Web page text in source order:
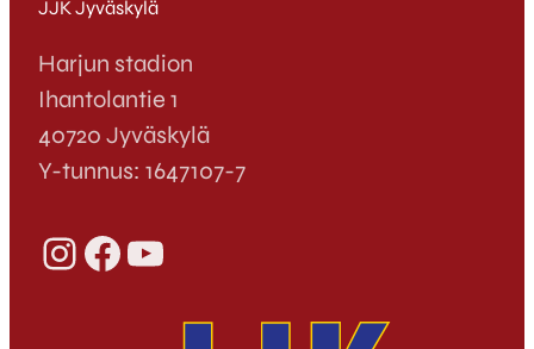
JJK Jyväskylä
Harjun stadion
Ihantolantie 1
40720 Jyväskylä
Y-tunnus: 1647107-7
InstagramFacebook YouTube